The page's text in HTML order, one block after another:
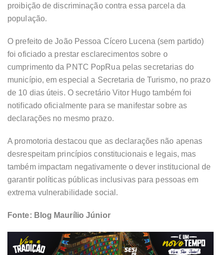
proibição de discriminação contra essa parcela da
população.
O prefeito de João Pessoa Cícero Lucena (sem partido)
foi oficiado a prestar esclarecimentos sobre o
cumprimento da PNTC PopRua pelas secretarias do
município, em especial a Secretaria de Turismo, no prazo
de 10 dias úteis. O secretário Vitor Hugo também foi
notificado oficialmente para se manifestar sobre as
declarações no mesmo prazo.
A promotoria destacou que as declarações não apenas
desrespeitam princípios constitucionais e legais, mas
também impactam negativamente o dever institucional de
garantir políticas públicas inclusivas para pessoas em
extrema vulnerabilidade social.
Fonte: Blog Maurílio Júnior